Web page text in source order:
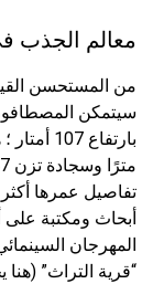
معالم الجذب
من المستحسن
أبحاث ومكتبة على
المهرجان
“قرية التراث”